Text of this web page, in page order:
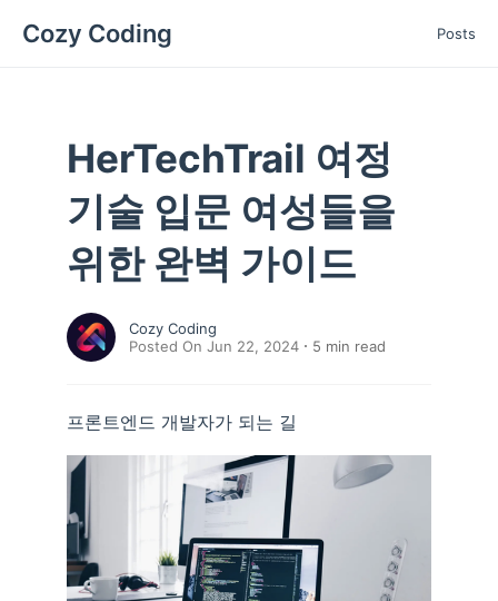
Cozy Coding Posts
HerTechTrail 여정
기술 입문 여성들을
위한 완벽 가이드
Cozy Coding
Posted On Jun 22, 2024
5 min read
프론트엔드 개발자가 되는 길